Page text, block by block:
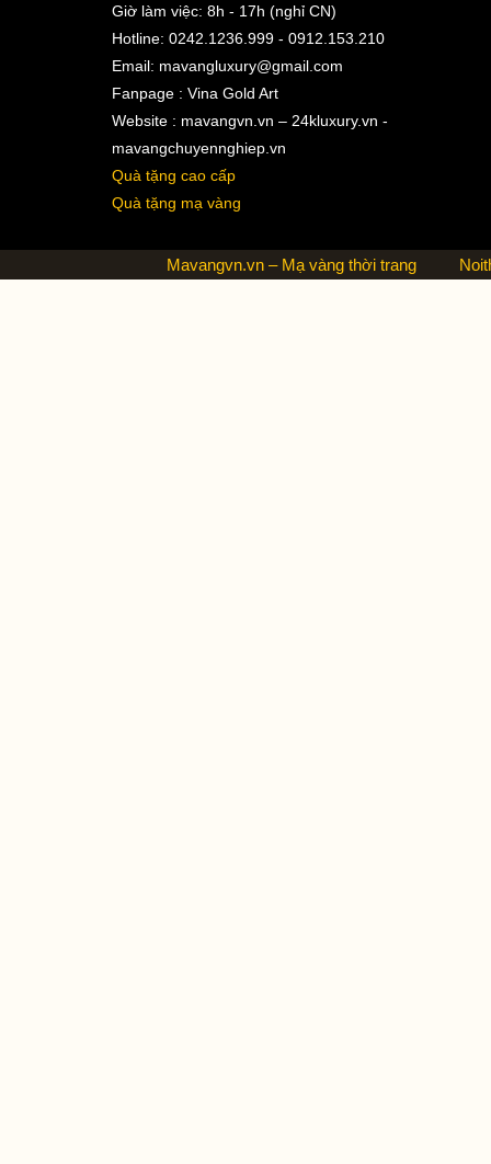
Giờ làm việc: 8h - 17h (nghỉ CN)
Hotline: 0242.1236.999 - 0912.153.210
Email: mavangluxury@gmail.com
Fanpage : Vina Gold Art
Website : mavangvn.vn – 24kluxury.vn -
mavangchuyennghiep.vn
Quà tặng cao cấp
Quà tặng mạ vàng
Mavangvn.vn – Mạ vàng thời trang